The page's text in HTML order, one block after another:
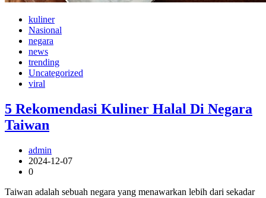
kuliner
Nasional
negara
news
trending
Uncategorized
viral
5 Rekomendasi Kuliner Halal Di Negara
Taiwan
admin
2024-12-07
0
Taiwan adalah sebuah negara yang menawarkan lebih dari sekadar